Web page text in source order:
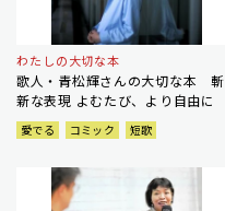
わたしの大切な本
歌人・青松輝さんの大切な本 斬
新な表現 よむたび、より自由に
愛でる コミック 短歌